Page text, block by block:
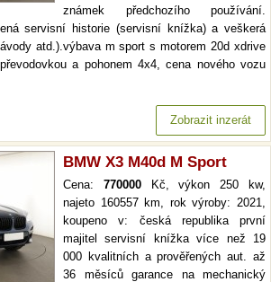
známek předchozího používání.
servisní historie (servisní knížka) a veškerá
atd.).výbava m sport s motorem 20d xdrive
a pohonem 4x4, cena nového vozu
Zobrazit inzerát
BMW X3 M40d M Sport
Cena: 770000Kč, výkon 250 kw,
najeto 160557 km, rok výroby: 2021,
koupeno v: česká republika první
majitel servisní knížka více než 19
000 kvalitních a prověřených aut. až
36 měsíců garance na mechanický